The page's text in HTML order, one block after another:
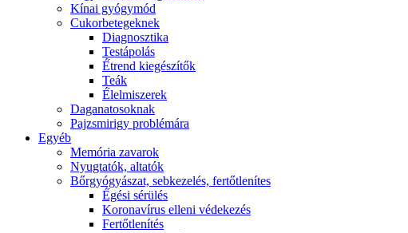
Kínai gyógymód
Cukorbetegeknek
Diagnosztika
Testápolás
É́trend kiegészítők
Teák
É́lelmiszerek
Daganatosoknak
Pajzsmirigy problémára
Egyéb
Memória zavarok
Nyugtatók, altatók
Bőrgyógyászat, sebkezelés, fertőtlenítes
É́gési sérülés
Koronavírus elleni védekezés
Fertőtlenítés